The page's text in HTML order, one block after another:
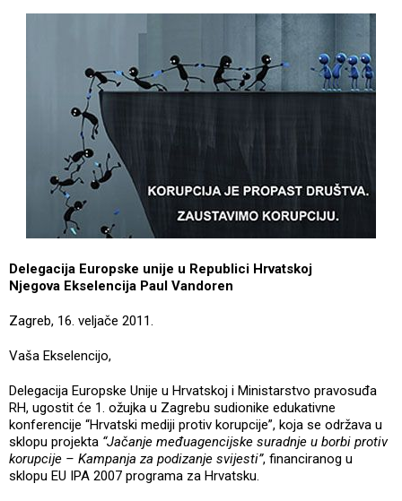
Delegacija Europske unije u Republici Hrvatskoj
Njegova Ekselencija Paul Vandoren
Zagreb, 16. veljače 2011.
Vaša Ekselencijo,
Delegacija Europske Unije u Hrvatskoj i Ministarstvo pravosuđa
RH, ugostit će 1. ožujka u Zagrebu sudionike edukativne
konferencije “Hrvatski mediji protiv korupcije”, koja se održava u
sklopu projekta “Jačanje međuagencijske suradnje u borbi protiv
korupcije – Kampanja za podizanje svijesti”, financiranog u
sklopu EU IPA 2007 programa za Hrvatsku.